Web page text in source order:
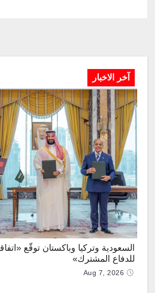
آخر الاخبار
السعودية وتركيا وباكستان توقّع
للدفاع المشترك»
Aug 7, 2026